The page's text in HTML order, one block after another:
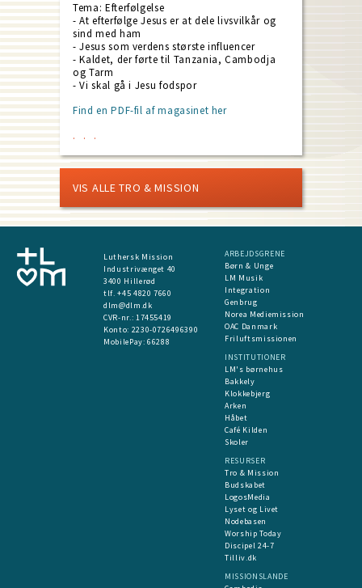
Tema: Efterfølgelse
- At efterfølge Jesus er at dele livsvilkår og
sind med ham
- Jesus som verdens største influencer
- Kaldet, der førte til Tanzania, Cambodja
og Tarm
- Vi skal gå i Jesu fodspor
Find en PDF-fil af magasinet her
VIS ALLE TRO & MISSION
Luthersk Mission
Industrivænget 40
3400 Hillerød
tlf. +45 4820 7660
dlm@dlm.dk
CVR-nr.: 17455419
​Konto: 2230-0726496390
MobilePay:66288
ARBEJDSGRENE
Børn & Unge
LM Musik
Integration
Genbrug
Norea Mediemission
OAC Danmark
Friluftsmissionen
INSTITUTIONER
LM's børnehus
Bakkely
Klokkebjerg
Arken
Håbet
Café Kilden
Skoler
RESURSER
Tro & Mission
Budskabet
LogosMedia
Lyset og Livet
Nodebasen
Worship Today
Discipel 24-7
Tilliv.dk
MISSIONSLANDE